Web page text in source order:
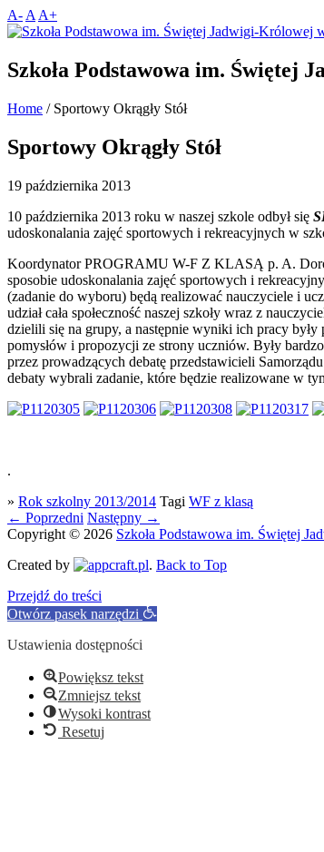
A- A A+
Szkoła Podstawowa im. Świętej
Home / Sportowy Okrągły Stół
Sportowy Okrągły Stół
19 października 2013
10 października 2013 roku w naszej szkole odbył się
udoskonalania zajęć sportowych i rekreacyjnych w
Koordynator PROGRAMU W-F Z KLASĄ p. A.
sposobie udoskonalania zajęć sportowych i
(zadanie do wyboru) będą realizować nauczyciele i
udział cała społeczność naszej szkoły wraz z
dzielili się na grupy, a następnie wyniki ich pracy
pomysłów i propozycji ze strony uczniów. Były
przez prowadzących debatę przedstawicieli
debaty wybrali zadanie, które będzie realizowane w
.
» Rok szkolny 2013/2014 Tagi WF z klasą
← Poprzedni Następny →
Copyright © 2026 Szkoła Podstawowa im. Świętej
Created by
. Back to Top
Przejdź do treści
Otwórz pasek narzędzi
Ustawienia dostępności
Powiększ tekst
Zmniejsz tekst
Wysoki kontrast
Resetuj